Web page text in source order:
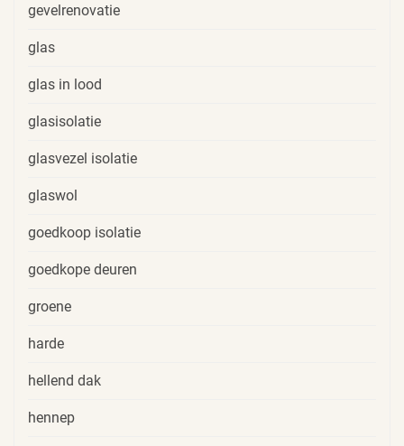
gevelrenovatie
glas
glas in lood
glasisolatie
glasvezel isolatie
glaswol
goedkoop isolatie
goedkope deuren
groene
harde
hellend dak
hennep